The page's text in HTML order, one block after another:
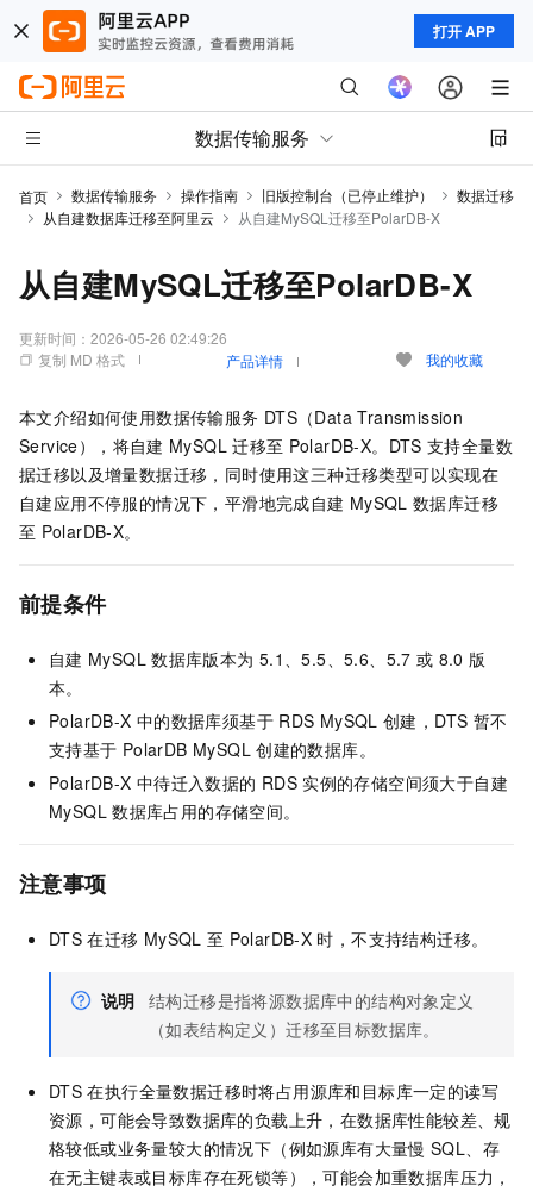
打开 APP
数据传输服务
首页 数据传输服务 操作指南 旧版控制台（已停止维护）
数据迁移
从自建数据库迁移至阿里云
从自建MySQL迁移至PolarDB-X
从自建MySQL迁移至PolarDB-X
更新时间： 2026-05-26 02:49:26
复制 MD 格式
产品详情 我的收藏
本文介绍如何使用数据传输服务 DTS（Data Transmission
Service），将自建 MySQL 迁移至 PolarDB-X。DTS 支持全量数
据迁移以及增量数据迁移，同时使用这三种迁移类型可以实现在
自建应用不停服的情况下，平滑地完成自建 MySQL 数据库迁移
至 PolarDB-X。
前提条件
自建 MySQL 数据库版本为 5.1、5.5、5.6、5.7 或 8.0 版
本。
PolarDB-X 中的数据库须基于 RDS MySQL 创建，DTS 暂不
支持基于 PolarDB MySQL 创建的数据库。
PolarDB-X 中待迁入数据的 RDS 实例的存储空间须大于自建
MySQL 数据库占用的存储空间。
注意事项
DTS 在迁移 MySQL 至 PolarDB-X 时，不支持结构迁移。
说明 结构迁移是指将源数据库中的结构对象定义
（如表结构定义）迁移至目标数据库。
DTS 在执行全量数据迁移时将占用源库和目标库一定的读写
资源，可能会导致数据库的负载上升，在数据库性能较差、规
格较低或业务量较大的情况下（例如源库有大量慢 SQL、存
在无主键表或目标库存在死锁等），可能会加重数据库压力，